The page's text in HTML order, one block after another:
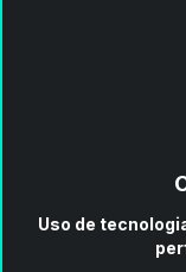
Uso de